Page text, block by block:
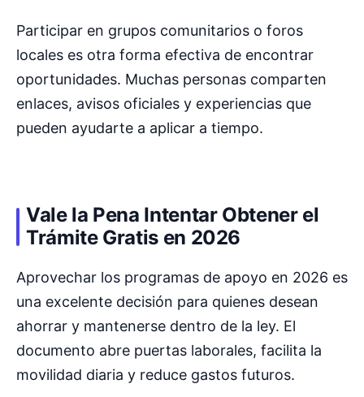
Participar en grupos comunitarios o foros
locales es otra forma efectiva de encontrar
oportunidades. Muchas personas comparten
enlaces, avisos oficiales y experiencias que
pueden ayudarte a aplicar a tiempo.
Vale la Pena Intentar Obtener el
Trámite Gratis en 2026
Aprovechar los programas de apoyo en 2026 es
una excelente decisión para quienes desean
ahorrar y mantenerse dentro de la ley. El
documento abre puertas laborales, facilita la
movilidad diaria y reduce gastos futuros.